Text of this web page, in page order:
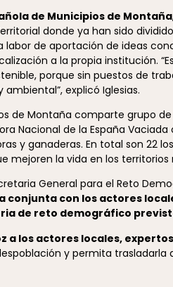
de Municipios de Montaña
donde ya han sido
de aportación de ideas
a la propia institución.
porque sin puestos de
explicó Iglesias.
de Montaña comparte grupo
Nacional de la España
y ganaderas. En total son 22
mejoren la vida en los territorios
General para el Reto
conjunta con los actores
de reto demográfico
a los actores locales,
y permita trasladarla